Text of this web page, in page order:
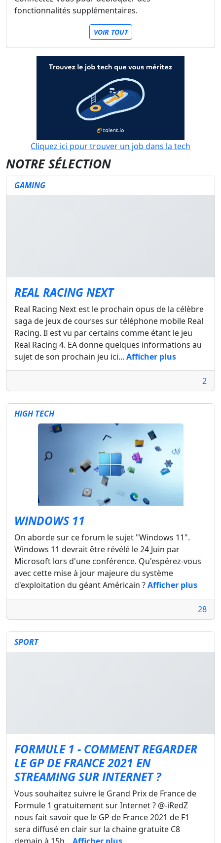
fonctionnalités supplémentaires.
VOIR TOUT
Cliquez ici pour trouver un job dans la tech
NOTRE SÉLECTION
GAMING
REAL RACING NEXT
Real Racing Next est le prochain opus de la célèbre
saga de jeux de courses sur téléphone mobile Real
Racing. Il est vu par certains comme étant le jeu
Real Racing 4. EA donne quelques informations au
sujet de son prochain jeu ici... Afficher plus
2
HIGH TECH
WINDOWS 11
On aborde sur ce forum le sujet "Windows 11".
Windows 11 devrait être révélé le 24 Juin par
Microsoft lors d'une conférence. Qu'espérez-vous
avec cette mise à jour majeure du système
d'exploitation du géant Américain ?Afficher plus
28
SPORT
FORMULE 1 - COMMENT REGARDER
LE GP DE FRANCE 2021 EN
STREAMING SUR INTERNET ?
Vous souhaitez suivre le Grand Prix de France de
Formule 1 gratuitement sur Internet ? @-iRedZ
nous fait savoir que le GP de France 2021 de F1
sera diffusé en clair sur la chaine gratuite C8